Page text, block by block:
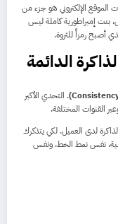
الموقع الإلكتروني هو جزء من
بنت إمبراطورية كاملة ليس
الدائمة
. التحدي الأكبر
القنوات المختلفة.
لدى العميل. لكي يتذكرك
نفس نمط الخط، ونفس